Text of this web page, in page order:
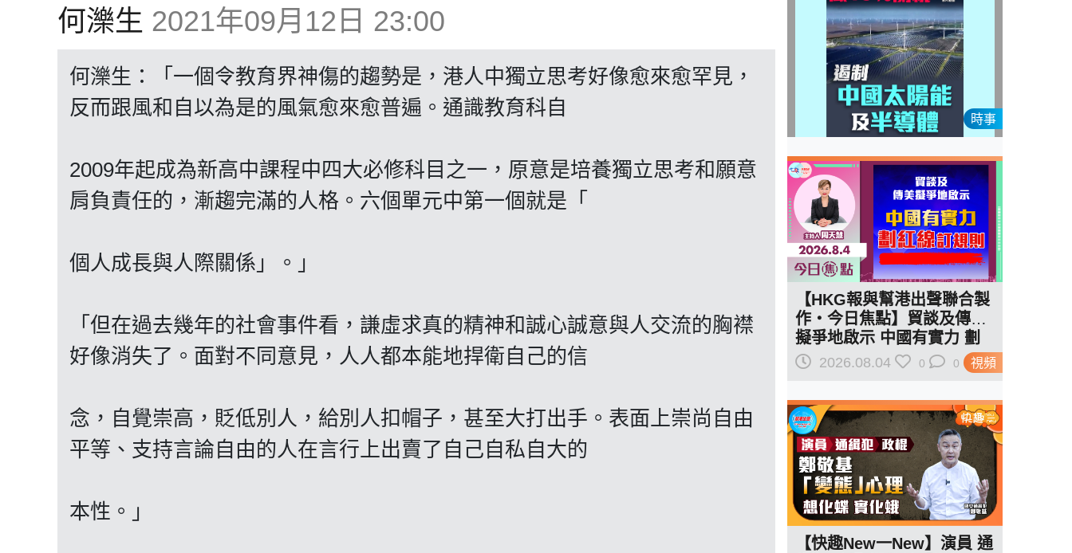
何濼生 2021年09月12日 23:00
何濼生：「一個令教育界神傷的趨勢是，港人中獨立思考好像愈來愈罕見，
反而跟風和自以為是的風氣愈來愈普遍。通識教育科自
2009年起成為新高中課程中四大必修科目之一，原意是培養獨立思考和願意
肩負責任的，漸趨完滿的人格。六個單元中第一個就是「
個人成長與人際關係」。」
「但在過去幾年的社會事件看，謙虛求真的精神和誠心誠意與人交流的胸襟
好像消失了。面對不同意見，人人都本能地捍衛自己的信
念，自覺崇高，貶低別人，給別人扣帽子，甚至大打出手。表面上崇尚自由
平等、支持言論自由的人在言行上出賣了自己自私自大的
本性。」
時事
視頻
【HKG報與幫港出聲聯合製
作‧今日焦點】貿談及傳美
擬爭地啟示 中國有實力 劃
紅線訂規則
2026.08.04 0 0
【快趣New一New】演員 通